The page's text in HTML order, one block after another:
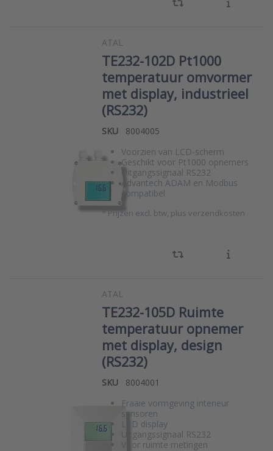
ATAL
TE232-102D Pt1000
temperatuur omvormer
met display, industrieel
(RS232)
SKU
8004005
Voorzien van LCD-scherm
Geschikt voor Pt1000 opnemers
Uitgangssignaal RS232
Advantech ADAM en Modbus
compatibel
*Prijzen excl. btw, plus verzendkosten
ATAL
TE232-105D Ruimte
temperatuur opnemer
met display, design
(RS232)
SKU
8004001
Fraaie vormgeving interieur
sensoren
LCD display
Uitgangssignaal RS232
Voor ruimte metingen